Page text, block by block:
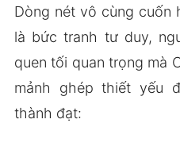
Dòng nét vô cùng cuốn
là bức tranh tư duy,
quen tối quan trọng mà
mảnh ghép thiết yếu
thành đạt: